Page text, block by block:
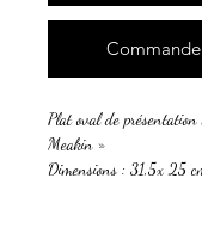
Plat oval de
Meakin »
Dimensions : 31,5x 25